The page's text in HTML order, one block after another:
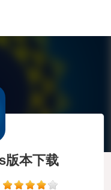
版本下载